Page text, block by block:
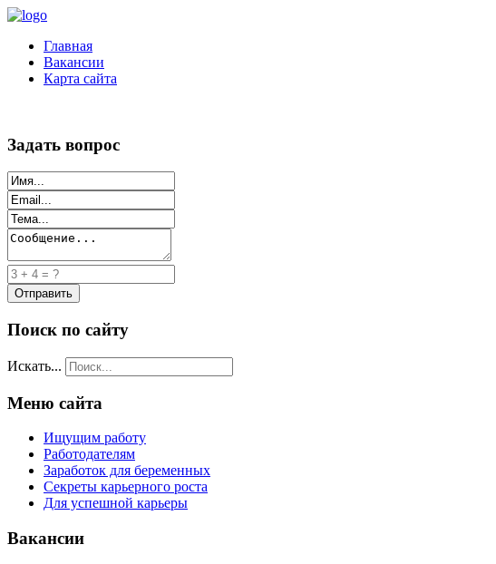
Главная
Вакансии
Карта сайта
Задать вопрос
Поиск по сайту
Искать...
Меню сайта
Ищущим работу
Работодателям
Заработок для беременных
Секреты карьерного роста
Для успешной карьеры
Вакансии